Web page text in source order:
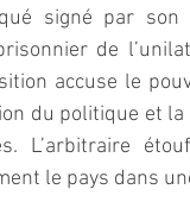
signé par son
de
accuse le
du politique et
L’arbitraire
le pays dans